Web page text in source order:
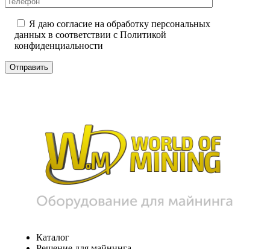
Я даю согласие на обработку персональных
данных в соответствии с Политикой
конфиденциальности
Каталог